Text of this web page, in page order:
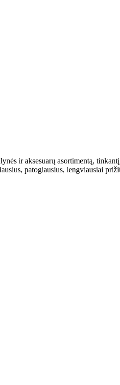
ir aksesuarų asortimentą,
patogiausius, lengviausiai